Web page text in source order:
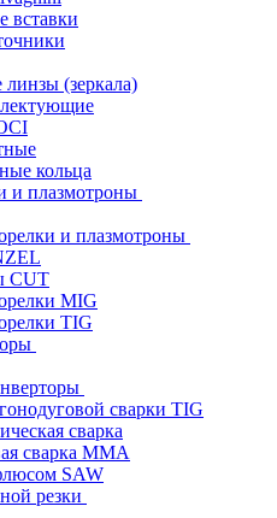
вставки
(зеркала)
кольца
и плазмотроны
и плазмотроны
CUT
MIG
TIG
сварки TIG
сварка
сварка MMA
SAW
резки